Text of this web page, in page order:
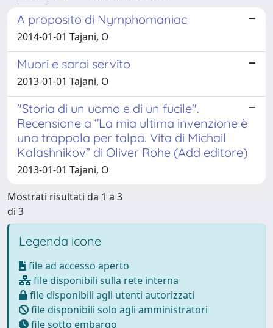
A proposito di Nymphomaniac
2014-01-01 Tajani, O
Muori e sarai servito
2013-01-01 Tajani, O
"Storia di un uomo e di un fucile".
Recensione a “La mia ultima invenzione è
una trappola per talpa. Vita di Michail
Kalashnikov” di Oliver Rohe (Add editore)
2013-01-01 Tajani, O
Mostrati risultati da 1 a 3
di 3
Legenda icone
file ad accesso aperto
file disponibili sulla rete interna
file disponibili agli utenti autorizzati
file disponibili solo agli amministratori
file sotto embargo